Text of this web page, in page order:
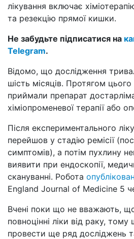
лікування включає
та резекцію прямої кишки.
Не забудьте підписатися на
Telegram.
Відомо, що дослідження
шість місяців. Протягом цього
приймали препарат
хіміопроменевої терапії або
Після експериментального
перейшов у стадію ремісії
симптомів), а потім пухлину
виявити при ендоскопії,
скануванні. Робота
England Journal of Medicine 5
Вчені поки що не вважають,
повноцінні ліки від раку,
провести ще ряд досліджень